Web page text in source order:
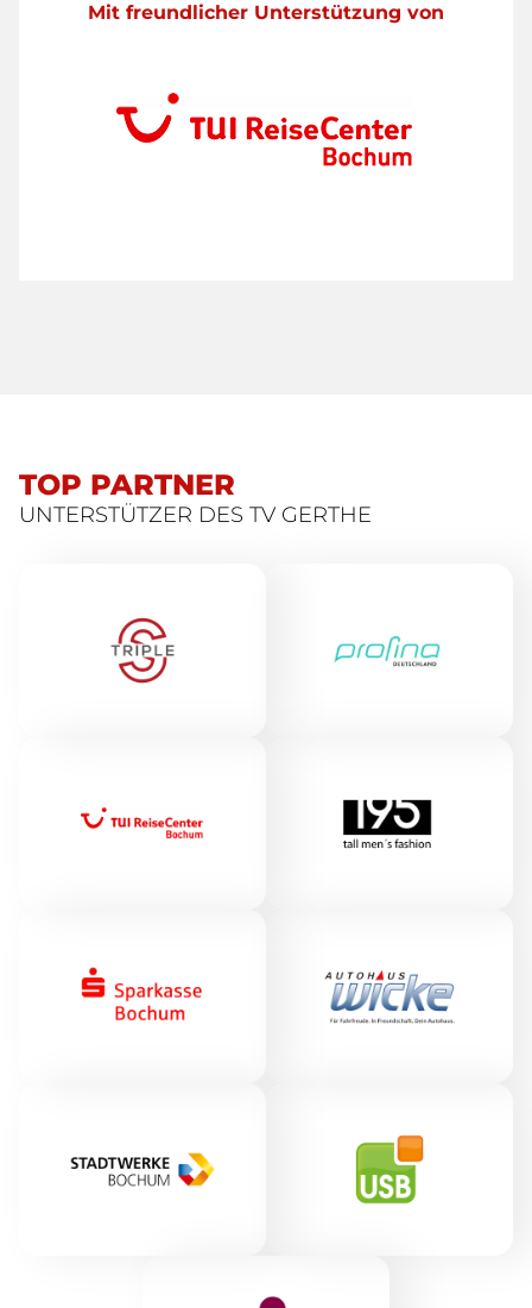
Mit freundlicher Unterstützung von
TOP PARTNER
UNTERSTÜTZER DES TV GERTHE